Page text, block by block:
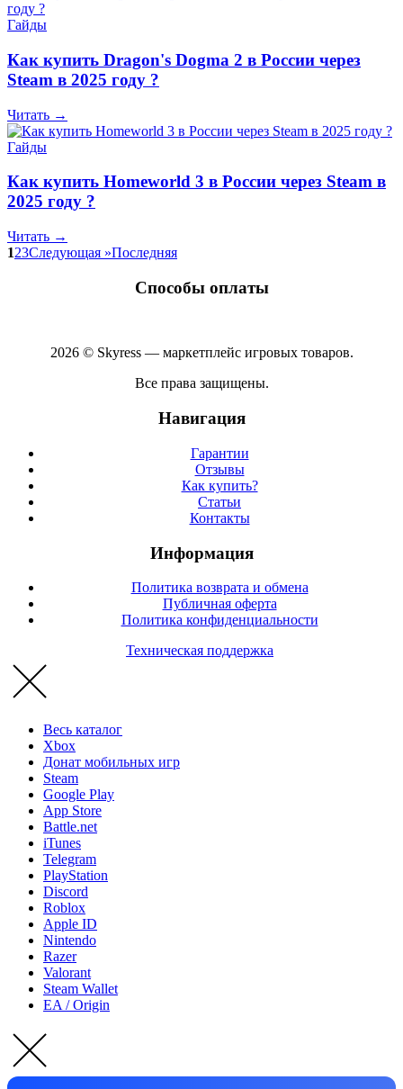
Гайды
Как купить Dragon's Dogma 2 в России через
Steam в 2025 году ?
Читать →
Гайды
Как купить Homeworld 3 в России через Steam в
2025 году ?
Читать →
123Следующая »Последняя
Способы оплаты
2026 © Skyress — маркетплейс игровых товаров.
Все права защищены.
Навигация
Гарантии
Отзывы
Как купить?
Статьи
Контакты
Информация
Политика возврата и обмена
Публичная оферта
Политика конфиденциальности
Техническая поддержка
Весь каталог
Xbox
Донат мобильных игр
Steam
Google Play
App Store
Battle.net
iTunes
Telegram
PlayStation
Discord
Roblox
Apple ID
Nintendo
Razer
Valorant
Steam Wallet
EA / Origin